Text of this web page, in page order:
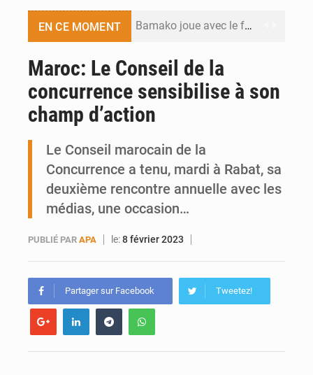
EN CE MOMENT Bamako joue avec le feu
Dr Abdrahamane Tamboura, économiste
Maroc: Le Conseil de la
concurrence sensibilise à son
champ d’action
Le Conseil marocain de la
Concurrence a tenu, mardi à Rabat, sa
deuxième rencontre annuelle avec les
médias, une occasion…
PUBLIÉ PAR APA le:8 février 2023
Partager sur Facebook Tweetez!